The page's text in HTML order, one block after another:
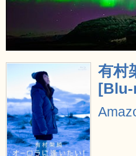
有村
[Blu-